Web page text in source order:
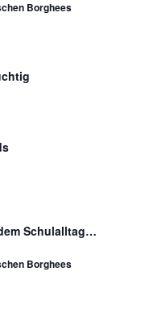
Borghees
Schulalltag…
Borghees